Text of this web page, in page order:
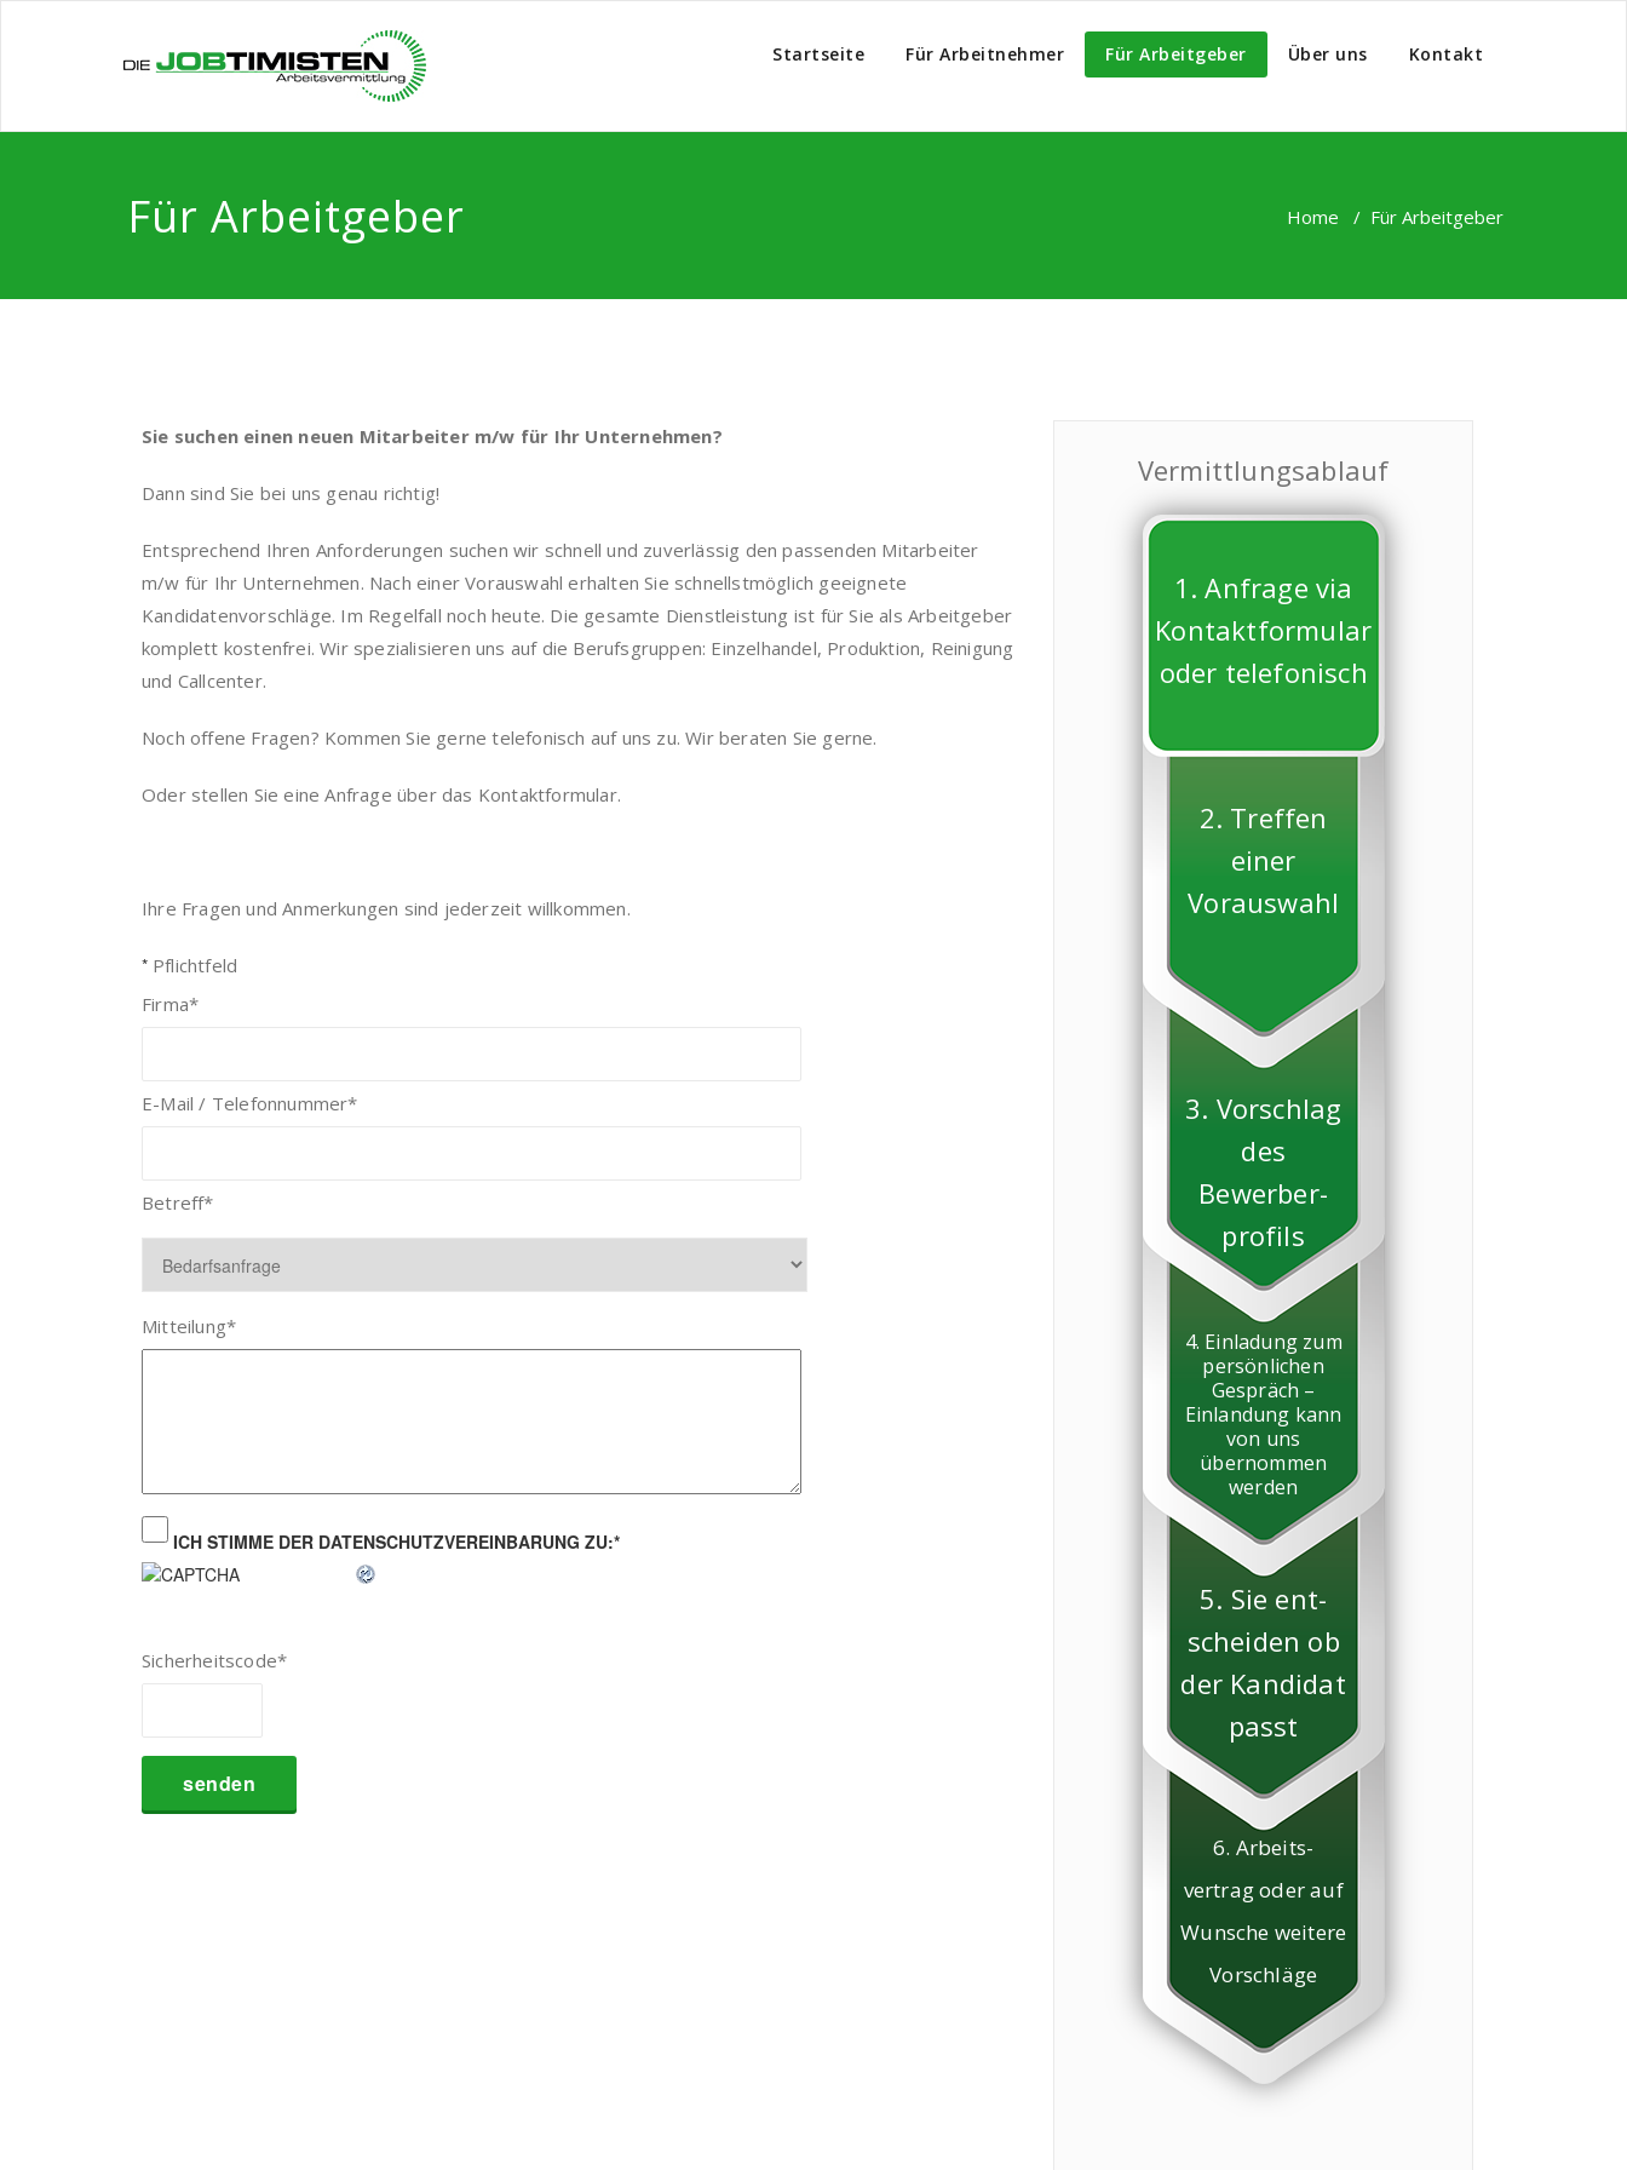
Startseite Für Arbeitnehmer Für Arbeitgeber Über uns Kontakt
Für Arbeitgeber Home / Für Arbeitgeber
Sie suchen einen neuen Mitarbeiter m/w für Ihr Unternehmen?
Dann sind Sie bei uns genau richtig!
Entsprechend Ihren Anforderungen suchen wir schnell und zuverlässig den passenden Mitarbeiter
m/w für Ihr Unternehmen. Nach einer Vorauswahl erhalten Sie schnellstmöglich geeignete
Kandidatenvorschläge. Im Regelfall noch heute. Die gesamte Dienstleistung ist für Sie als Arbeitgeber
komplett kostenfrei. Wir spezialisieren uns auf die Berufsgruppen: Einzelhandel, Produktion, Reinigung
und Callcenter.
Noch offene Fragen? Kommen Sie gerne telefonisch auf uns zu. Wir beraten Sie gerne.
Oder stellen Sie eine Anfrage über das Kontaktformular.
Ihre Fragen und Anmerkungen sind jederzeit willkommen.
* Pflichtfeld
Firma*
E-Mail / Telefonnummer*
Betreff*
Mitteilung*
ICH STIMME DER DATENSCHUTZVEREINBARUNG ZU:*
Sicherheitscode*
Vermittlungsablauf
1. Anfrage via
Kontaktformular
oder telefonisch
2. Treffen
einer
Vorauswahl
3. Vorschlag
des
Bewerber-
profils
4. Einladung zum
persönlichen
Gespräch –
Einlandung kann
von uns
übernommen
werden
5. Sie ent-
scheiden ob
der Kandidat
passt
6. Arbeits-
vertrag oder auf
Wunsche weitere
Vorschläge